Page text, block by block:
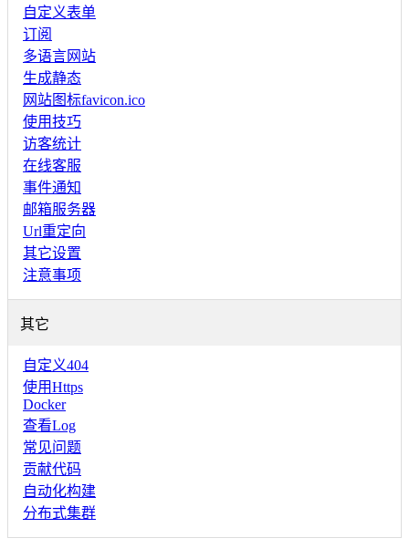
自定义表单
订阅
多语言网站
生成静态
网站图标favicon.ico
使用技巧
访客统计
在线客服
事件通知
邮箱服务器
Url重定向
其它设置
注意事项
其它
自定义404
使用Https
Docker
查看Log
常见问题
贡献代码
自动化构建
分布式集群